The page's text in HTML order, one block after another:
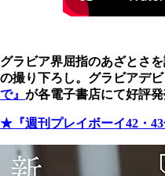
グラビア界屈指のあざとさ
の撮り下ろし。グラビアデ
で』 が各電子書店にて好評発
★『週刊プレイボーイ42・